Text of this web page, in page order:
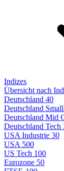
Indizes
Übersicht nach
Deutschland 40
Deutschland
Deutschland Mid
Deutschland Tech
USA Industrie 30
USA 500
US Tech 100
Eurozone 50